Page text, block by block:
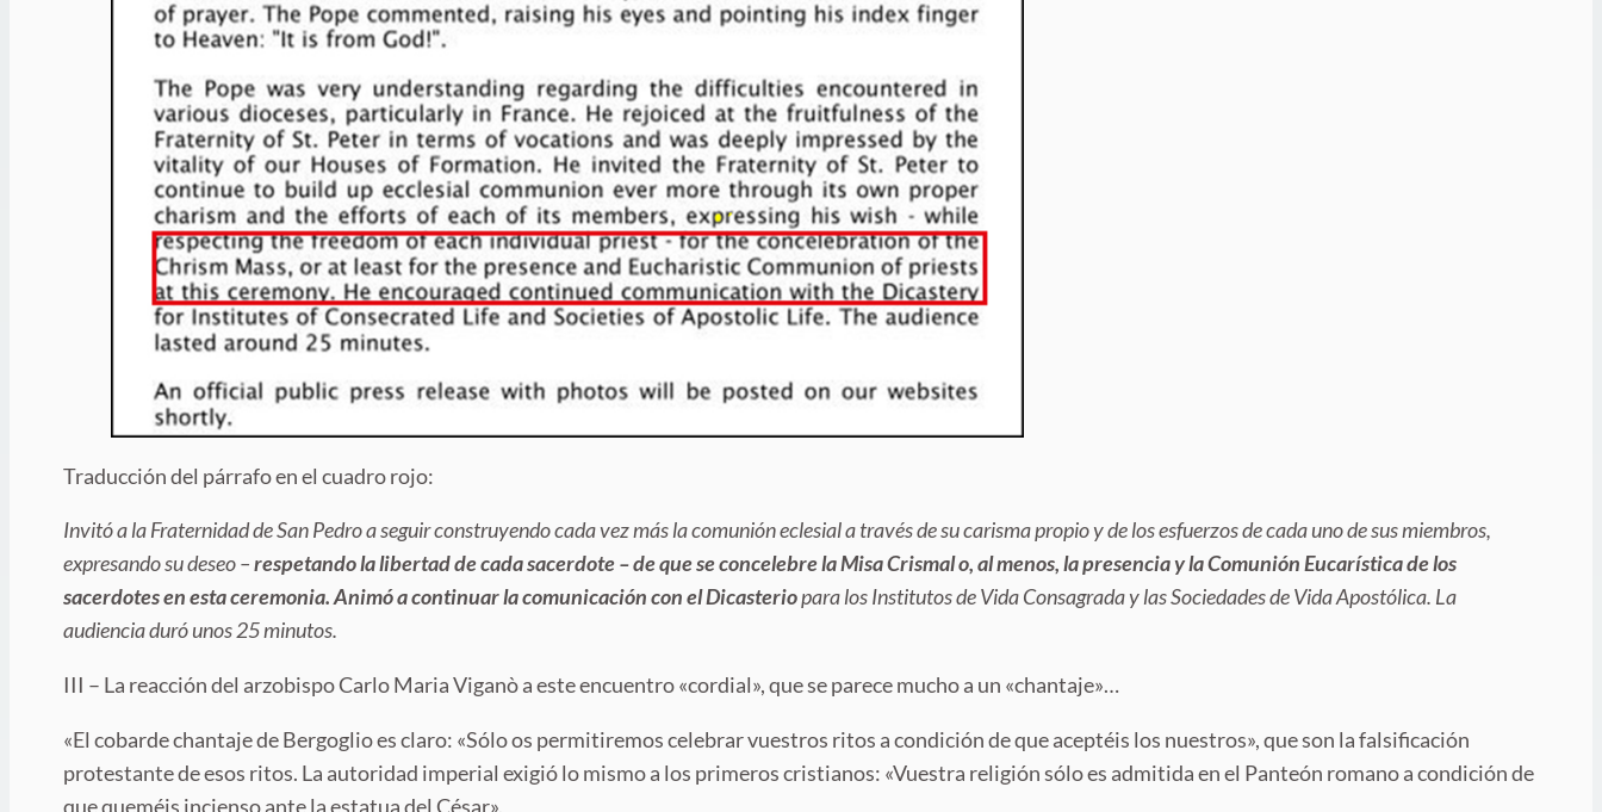
Traducción del párrafo en el cuadro rojo:
Invitó a la Fraternidad de San Pedro a seguir construyendo cada vez más la comunión eclesial a través de su carisma propio y de los esfuerzos de cada uno de sus miembros,
expresando su deseo –respetando la libertad de cada sacerdote – de que se concelebre la Misa Crismal o, al menos, la presencia y la Comunión Eucarística de los
sacerdotes en esta ceremonia. Animó a continuar la comunicación con el Dicasteriopara los Institutos de Vida Consagrada y las Sociedades de Vida Apostólica. La
audiencia duró unos 25 minutos.
III – La reacción del arzobispo Carlo Maria Viganò a este encuentro «cordial», que se parece mucho a un «chantaje»…
«El cobarde chantaje de Bergoglio es claro: «Sólo os permitiremos celebrar vuestros ritos a condición de que aceptéis los nuestros», que son la falsificación
protestante de esos ritos. La autoridad imperial exigió lo mismo a los primeros cristianos: «Vuestra religión sólo es admitida en el Panteón romano a condición de
que queméis incienso ante la estatua del César».